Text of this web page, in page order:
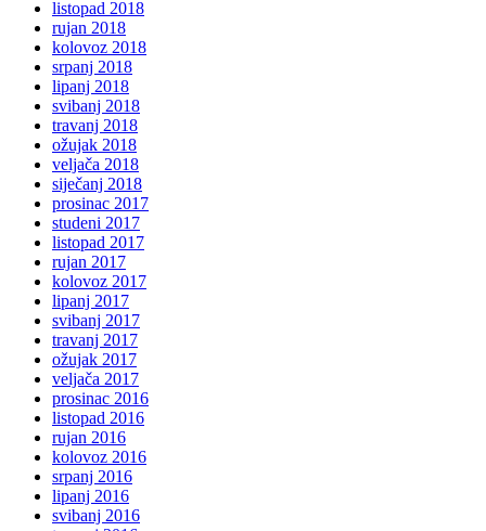
listopad 2018
rujan 2018
kolovoz 2018
srpanj 2018
lipanj 2018
svibanj 2018
travanj 2018
ožujak 2018
veljača 2018
siječanj 2018
prosinac 2017
studeni 2017
listopad 2017
rujan 2017
kolovoz 2017
lipanj 2017
svibanj 2017
travanj 2017
ožujak 2017
veljača 2017
prosinac 2016
listopad 2016
rujan 2016
kolovoz 2016
srpanj 2016
lipanj 2016
svibanj 2016